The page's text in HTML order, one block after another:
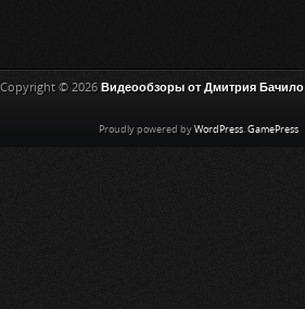
Copyright © 2026 Видеообзоры от Дмитрия Бачило
Proudly powered by WordPress. GamePress